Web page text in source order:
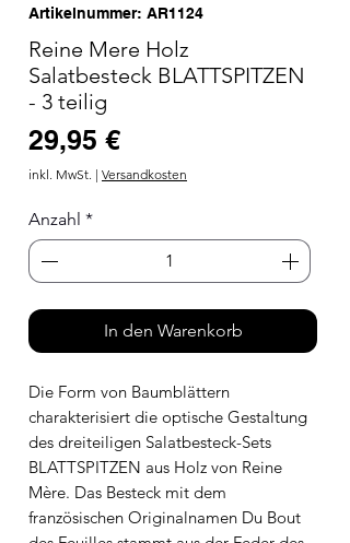
Artikelnummer: AR1124
Reine Mere Holz
Salatbesteck BLATTSPITZEN
- 3 teilig
29,95 €Preis
inkl. MwSt. | Versandkosten
Anzahl *
In den Warenkorb
Die Form von Baumblättern
charakterisiert die optische Gestaltung
des dreiteiligen Salatbesteck-Sets
BLATTSPITZEN aus Holz von Reine
Mère. Das Besteck mit dem
französischen Originalnamen Du Bout